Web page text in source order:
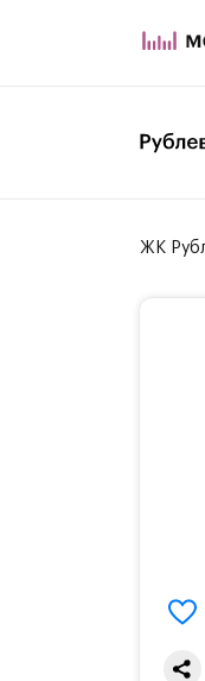
ЖК